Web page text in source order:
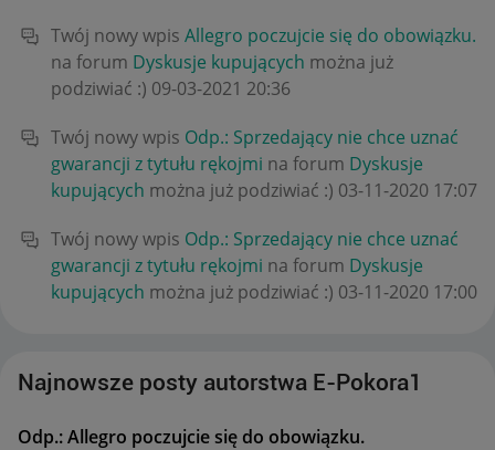
Twój nowy wpis Allegro poczujcie się do obowiązku.
na forum Dyskusje kupujących można już
podziwiać :) ‎09-03-2021 20:36
Twój nowy wpis Odp.: Sprzedający nie chce uznać
gwarancji z tytułu rękojmi na forum Dyskusje
kupujących można już podziwiać :) ‎03-11-2020 17:07
Twój nowy wpis Odp.: Sprzedający nie chce uznać
gwarancji z tytułu rękojmi na forum Dyskusje
kupujących można już podziwiać :) ‎03-11-2020 17:00
Najnowsze posty autorstwa E-Pokora1
Odp.: Allegro poczujcie się do obowiązku.